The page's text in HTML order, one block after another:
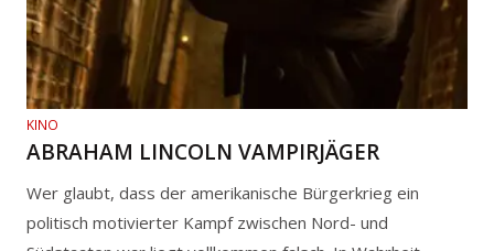
KINO
ABRAHAM LINCOLN VAMPIRJÄGER
Wer glaubt, dass der amerikanische Bürgerkrieg ein
politisch motivierter Kampf zwischen Nord- und